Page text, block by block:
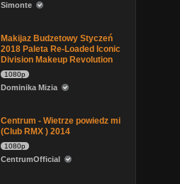
Simonte
Makijaz Budzetowy Styczeń
2018 Paleta Re-Loaded Iconic
Division Makeup Revolution
1080p
Dominika Mizia
Centrum - Wietrze powiedz mi
(Club RMX ) 2014
1080p
CentrumOfficial